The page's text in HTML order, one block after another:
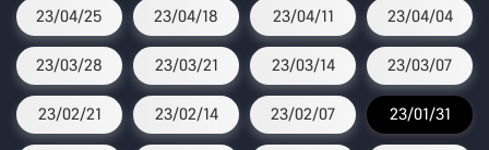
23/04/25 23/04/18 23/04/11 23/04/04
23/03/28 23/03/21 23/03/14 23/03/07
23/02/21 23/02/14 23/02/07 23/01/31